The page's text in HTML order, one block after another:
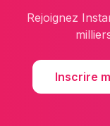
Rejoignez
Inscrire